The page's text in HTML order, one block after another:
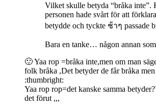
Vilket skulle betyda “bråka inte”.
personen hade svårt för att
betydde och tyckte ช้าๆ passade
Bara en tanke… någon annan
🙂 Yaa rop =bråka inte,men om man
folk bråka ,Det betyder de får bråka
:thumbright:
Yaa rop rop=det kanske samma
det förut ,,,